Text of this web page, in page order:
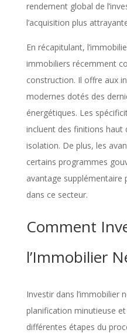
rendement global de
l’acquisition plus
En récapitulant,
immobiliers récemment
construction. Il offre aux
modernes dotés des
énergétiques. Les
incluent des finitions haut
isolation. De plus, les
certains programmes
avantage supplémentaire
dans ce secteur.
Comment
l’Immobilier
Investir dans l’immobilier
planification minutieuse
différentes étapes du